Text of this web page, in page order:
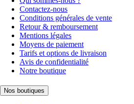
Contactez-nous
Conditions générales de vente
Retour & remboursement
Mentions légales
Moyens de paiement
Tarifs et options de livraison
Avis de confidentialité
Notre boutique
Nos boutiques